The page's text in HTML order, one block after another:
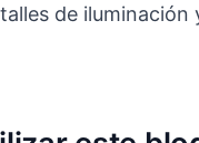
de iluminación